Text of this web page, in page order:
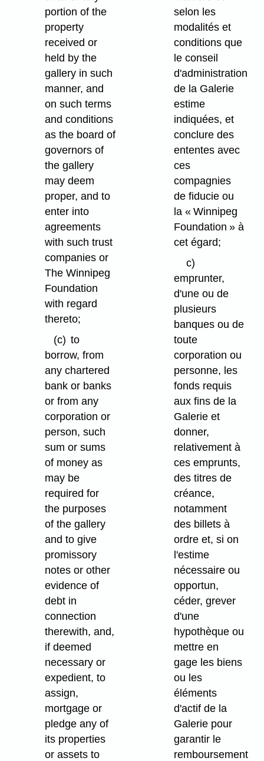
portion of the
property
received or
held by the
gallery in such
manner, and
on such terms
and conditions
as the board of
governors of
the gallery
may deem
proper, and to
enter into
agreements
with such trust
companies or
The Winnipeg
Foundation
with regard
thereto;
(c) to
borrow, from
any chartered
bank or banks
or from any
corporation or
person, such
sum or sums
of money as
may be
required for
the purposes
of the gallery
and to give
promissory
notes or other
evidence of
debt in
connection
therewith, and,
if deemed
necessary or
expedient, to
assign,
mortgage or
pledge any of
its properties
or assets to
selon les
modalités et
conditions que
le conseil
d'administration
de la Galerie
estime
indiquées, et
conclure des
ententes avec
ces
compagnies
de fiducie ou
la « Winnipeg
Foundation » à
cet égard;
c)
emprunter,
d'une ou de
plusieurs
banques ou de
toute
corporation ou
personne, les
fonds requis
aux fins de la
Galerie et
donner,
relativement à
ces emprunts,
des titres de
créance,
notamment
des billets à
ordre et, si on
l'estime
nécessaire ou
opportun,
céder, grever
d'une
hypothèque ou
mettre en
gage les biens
ou les
éléments
d'actif de la
Galerie pour
garantir le
remboursement